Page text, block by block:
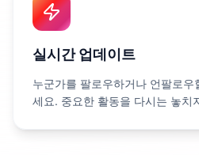
실시간 업데이트
누군가를 팔로우하거나 언팔로우
세요. 중요한 활동을 다시는 놓치